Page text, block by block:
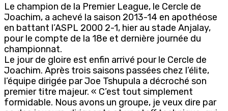
Le champion de la Premier League, le Cercle de
Joachim, a achevé la saison 2013-14 en apothéose
en battant l’ASPL 2000 2-1, hier au stade Anjalay,
pour le compte de la 18e et dernière journée du
championnat.
Le jour de gloire est enfin arrivé pour le Cercle de
Joachim. Après trois saisons passées chez l’élite,
l’équipe dirigée par Joe Tshupula a décroché son
premier titre majeur. « C’est tout simplement
formidable. Nous avons un groupe, je veux dire par